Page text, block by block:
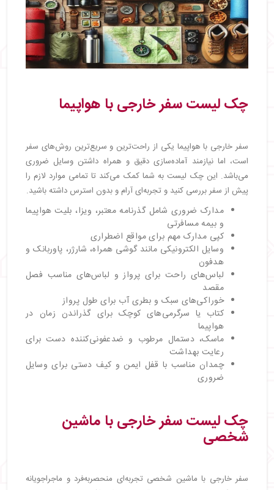
چک لیست سفر خارجی با هواپیما
سفر خارجی با هواپیما یکی از راحت‌ترین و سریع‌ترین روش‌های سفر
است، اما نیازمند آماده‌سازی دقیق و همراه داشتن وسایل ضروری
می‌باشد. این چک لیست به شما کمک می‌کند تا تمامی موارد لازم را
پیش از سفر بررسی کنید و تجربه‌ای آرام و بدون استرس داشته باشید.
مدارک ضروری شامل گذرنامه معتبر، ویزا، بلیت هواپیما
و بیمه مسافرتی
کپی مدارک مهم برای مواقع اضطراری
وسایل الکترونیکی مانند گوشی همراه، شارژر، پاوربانک و
هدفون
لباس‌های راحت برای پرواز و لباس‌های مناسب فصل
مقصد
خوراکی‌های سبک و بطری آب برای طول پرواز
کتاب یا سرگرمی‌های کوچک برای گذراندن زمان در
هواپیما
ماسک، دستمال مرطوب و ضدعفونی‌کننده دست برای
رعایت بهداشت
چمدان مناسب با قفل ایمن و کیف دستی برای وسایل
ضروری
چک لیست سفر خارجی با ماشین
شخصی
سفر خارجی با ماشین شخصی تجربه‌ای منحصر‌به‌فرد و ماجراجویانه